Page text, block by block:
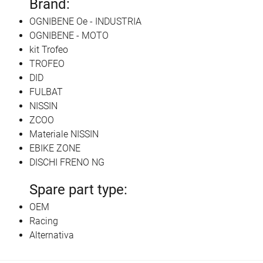
Brand:
OGNIBENE Oe - INDUSTRIA
OGNIBENE - MOTO
kit Trofeo
TROFEO
DID
FULBAT
NISSIN
ZCOO
Materiale NISSIN
EBIKE ZONE
DISCHI FRENO NG
Spare part type:
OEM
Racing
Alternativa